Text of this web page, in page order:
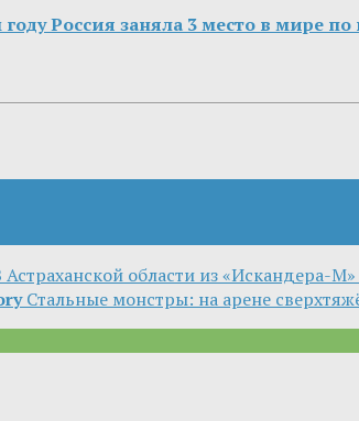
Россия заняла 3 место в мире
Астраханской области из «Искандера-
Стальные монстры: на арене